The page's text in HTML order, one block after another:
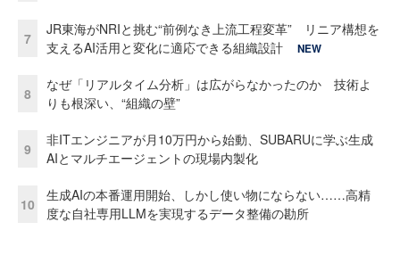
7
JR東海がNRIと挑む“前例なき上流工程変革” リニア構想を
支えるAI活用と変化に適応できる組織設計
NEW
8
なぜ「リアルタイム分析」は広がらなかったのか 技術よ
りも根深い、“組織の壁”
9
非ITエンジニアが月10万円から始動、SUBARUに学ぶ生成
AIとマルチエージェントの現場内製化
10
生成AIの本番運用開始、しかし使い物にならない……高精
度な自社専用LLMを実現するデータ整備の勘所